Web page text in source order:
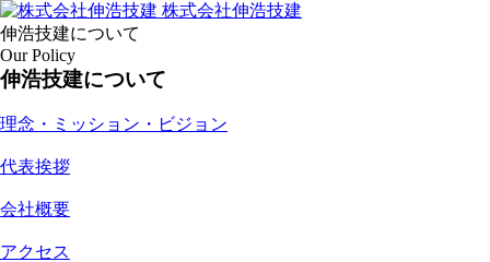
株式会社伸浩技建
伸浩技建について
Our Policy
伸浩技建について
理念・ミッション・ビジョン
代表挨拶
会社概要
アクセス